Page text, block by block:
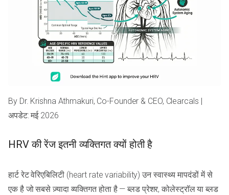
By Dr. Krishna Athmakuri, Co-Founder & CEO, Clearcals |
अपडेट: मई 2026
HRV की रेंज इतनी व्यक्तिगत क्यों होती है
हार्ट रेट वेरिएबिलिटी (heart rate variability) उन स्वास्थ्य मापदंडों में से
एक है जो सबसे ज़्यादा व्यक्तिगत होता है — ब्लड प्रेशर, कोलेस्ट्रॉल या ब्लड